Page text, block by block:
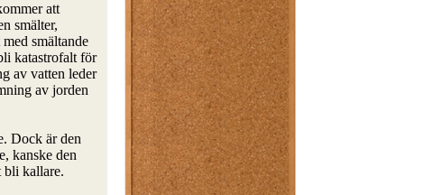
att
smälter,
smältande
katastrofalt för
av vatten leder
av jorden
Dock är den
kanske den
bli kallare.